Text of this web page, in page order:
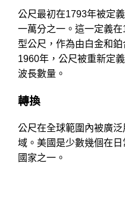
公尺最初在1793年被定
一萬分之一。這一定義
型公尺，作為由白金和
1960年，公尺被重新定
波長數量。
轉換
公尺在全球範圍內被廣
域。美國是少數幾個在
國家之一。